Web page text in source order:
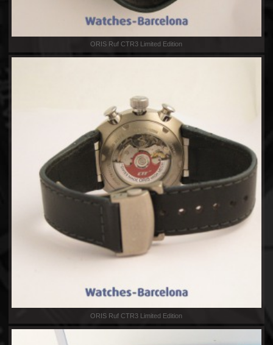
ORIS Ruf CTR3 Limited Edition
ORIS Ruf CTR3 Limited Edition